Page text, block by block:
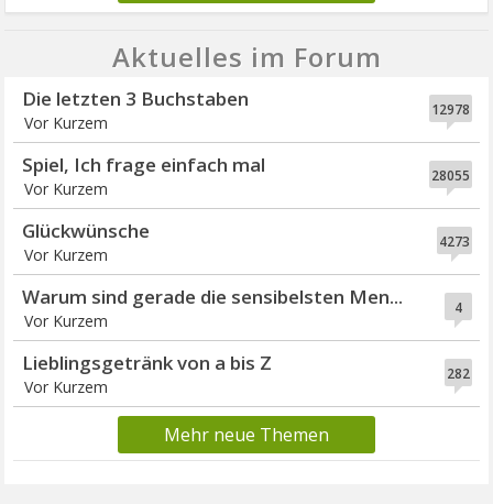
Aktuelles im Forum
12978
Die letzten 3 Buchstaben
Vor Kurzem
28055
Spiel, Ich frage einfach mal
Vor Kurzem
4273
Glückwünsche
Vor Kurzem
4
Warum sind gerade die sensibelsten Men...
Vor Kurzem
282
Lieblingsgetränk von a bis Z
Vor Kurzem
Mehr neue Themen